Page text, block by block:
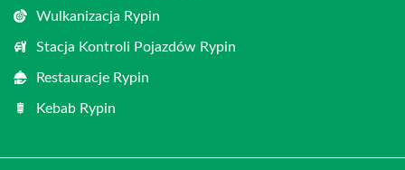
Wulkanizacja Rypin
Stacja Kontroli Pojazdów Rypin
Restauracje Rypin
Kebab Rypin